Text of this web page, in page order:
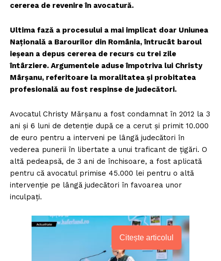
cererea de revenire în avocatură.
Ultima fază a procesului a mai implicat doar Uniunea
Națională a Barourilor din România, întrucât baroul
ieșean a depus cererea de recurs cu trei zile
întârziere. Argumentele aduse împotriva lui Christy
Mârșanu, referitoare la moralitatea și probitatea
profesională au fost respinse de judecători.
Avocatul Christy Mărșanu a fost condamnat în 2012 la 3
ani și 6 luni de detenție după ce a cerut și primit 10.000
de euro pentru a interveni pe lângă judecători în
vederea punerii în libertate a unui traficant de țigări. O
altă pedeapsă, de 3 ani de închisoare, a fost aplicată
pentru că avocatul primise 45.000 lei pentru o altă
intervenție pe lângă judecători în favoarea unor
inculpați.
Citește articolul